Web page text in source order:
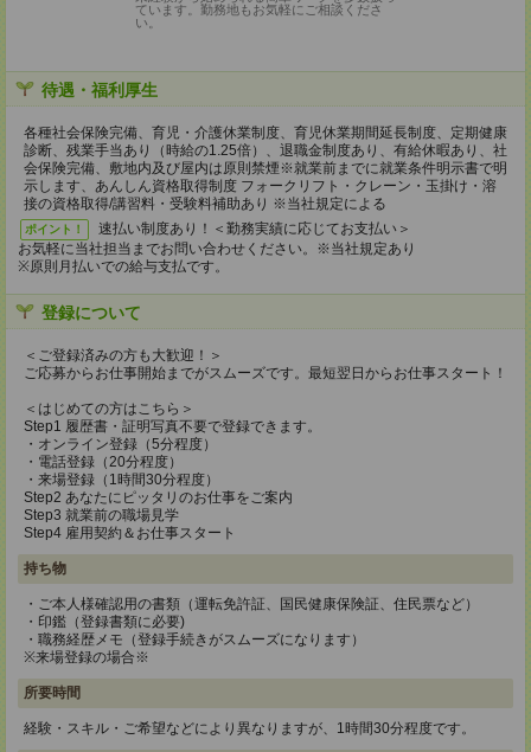
ています。勤務地もお気軽にご相談くださ
い。
待遇・福利厚生
各種社会保険完備、育児・介護休業制度、育児休業期間延長制度、定期健康
診断、残業手当あり（時給の1.25倍）、退職金制度あり、有給休暇あり、社
会保険完備、敷地内及び屋内は原則禁煙※就業前までに就業条件明示書で明
示します、あんしん資格取得制度 フォークリフト・クレーン・玉掛け・溶
接の資格取得/講習料・受験料補助あり ※当社規定による
ポイント！
速払い制度あり！＜勤務実績に応じてお支払い＞
お気軽に当社担当までお問い合わせください。※当社規定あり
※原則月払いでの給与支払です。
登録について
＜ご登録済みの方も大歓迎！＞
ご応募からお仕事開始までがスムーズです。最短翌日からお仕事スタート！
＜はじめての方はこちら＞
Step1 履歴書・証明写真不要で登録できます。
・オンライン登録（5分程度）
・電話登録（20分程度）
・来場登録（1時間30分程度）
Step2 あなたにピッタリのお仕事をご案内
Step3 就業前の職場見学
Step4 雇用契約＆お仕事スタート
持ち物
・ご本人様確認用の書類（運転免許証、国民健康保険証、住民票など）
・印鑑（登録書類に必要)
・職務経歴メモ（登録手続きがスムーズになります）
※来場登録の場合※
所要時間
経験・スキル・ご希望などにより異なりますが、1時間30分程度です。